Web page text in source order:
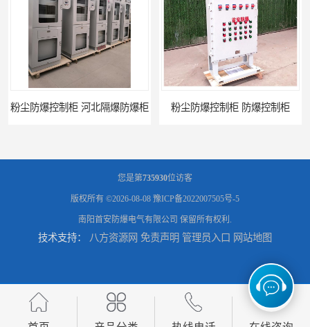
粉尘防爆控制柜 防爆控制柜
防腐防尘防爆控制柜 湖北防爆控制箱 防腐防尘防爆控制柜 广东防爆控制柜
您是第735930位访客
版权所有 ©2026-08-08 豫ICP备2022007505号-5
南阳首安防爆电气有限公司 保留所有权利.
技术支持： 八方资源网 免责声明 管理员入口 网站地图